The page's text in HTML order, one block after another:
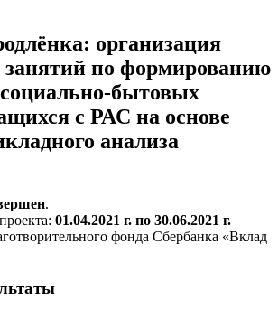
организация
по формированию
бытовых
с РАС на основе
анализа
.
01.04.2021 г. по 30.06.2021 г.
фонда Сбербанка «Вклад